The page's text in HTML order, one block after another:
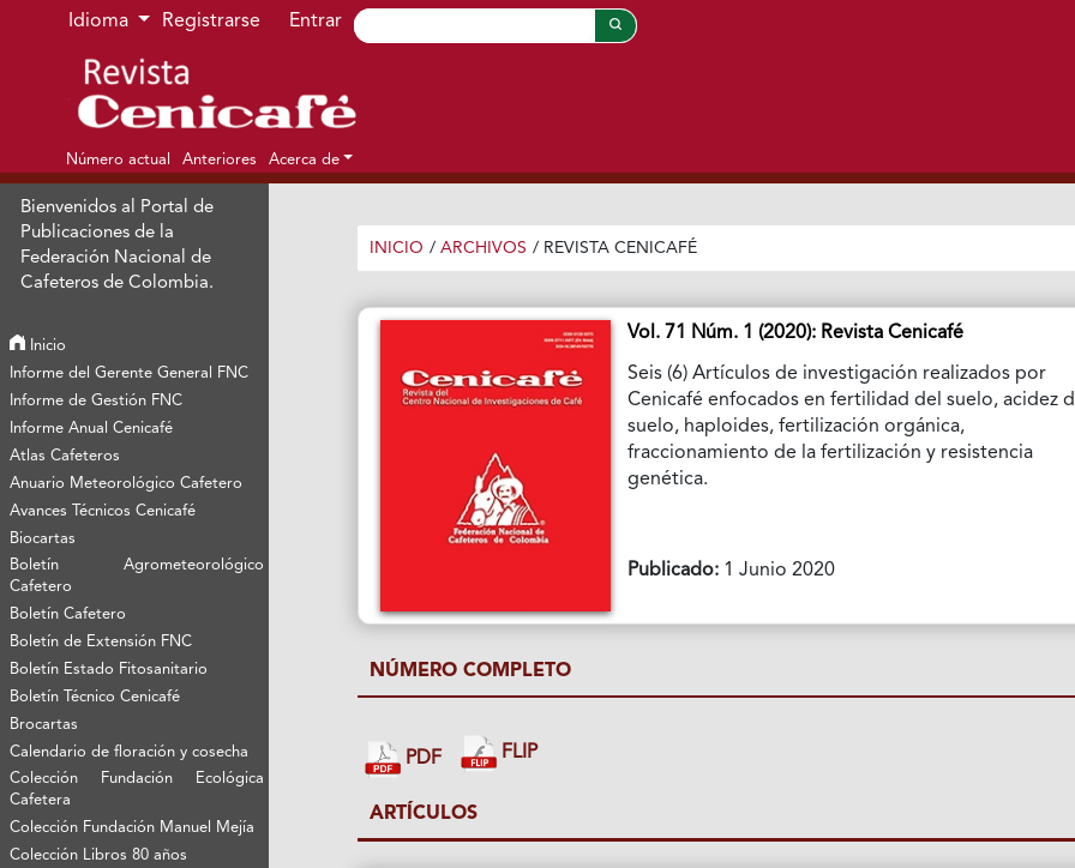
Ir al menú de navegación principal
Ir al contenido principal
Ir al pie de página del sitio
Idioma Registrarse Entrar
Número actual Anteriores Acerca de
Bienvenidos al Portal de
Publicaciones de la
Federación Nacional de
Cafeteros de Colombia.
Inicio
Informe del Gerente General FNC
Informe de Gestión FNC
Informe Anual Cenicafé
Atlas Cafeteros
Anuario Meteorológico Cafetero
Avances Técnicos Cenicafé
Biocartas
Boletín Agrometeorológico
Cafetero
Boletín Cafetero
Boletín de Extensión FNC
Boletín Estado Fitosanitario
Boletín Técnico Cenicafé
Brocartas
Calendario de floración y cosecha
Colección Fundación Ecológica
Cafetera
Colección Fundación Manuel Mejía
Colección Libros 80 años
INICIO / ARCHIVOS / REVISTA CENICAFÉ
Vol. 71 Núm. 1 (2020): Revista Cenicafé
Seis (6) Artículos de investigación realizados por
Cenicafé enfocados en fertilidad del suelo, acidez
suelo, haploides, fertilización orgánica,
fraccionamiento de la fertilización y resistencia
genética.
Publicado: 1 Junio 2020
NÚMERO COMPLETO
PDF FLIP
ARTÍCULOS